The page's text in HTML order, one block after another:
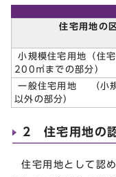
住宅用地の
小規模住宅用地（住
200㎡までの部分）
一般住宅用地 （小
以外の部分）
2 住宅用地の
住宅用地として認